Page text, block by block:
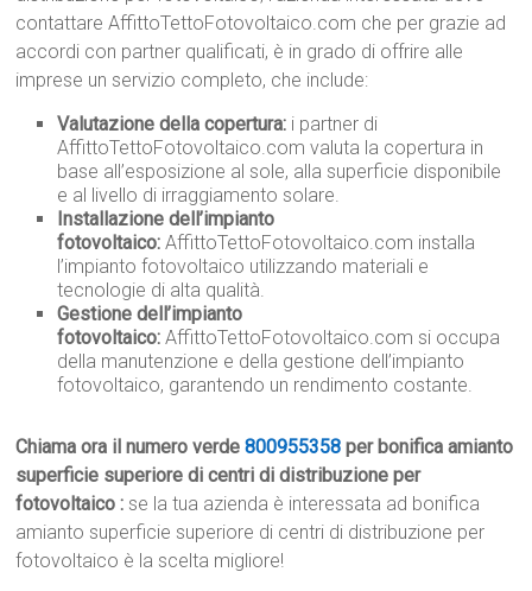
contattare AffittoTettoFotovoltaico.com che per grazie ad
accordi con partner qualificati, è in grado di offrire alle
imprese un servizio completo, che include:
Valutazione della copertura: i partner di
AffittoTettoFotovoltaico.com valuta la copertura in
base all’esposizione al sole, alla superficie disponibile
e al livello di irraggiamento solare.
Installazione dell’impianto
fotovoltaico: AffittoTettoFotovoltaico.com installa
l’impianto fotovoltaico utilizzando materiali e
tecnologie di alta qualità.
Gestione dell’impianto
fotovoltaico: AffittoTettoFotovoltaico.com si occupa
della manutenzione e della gestione dell’impianto
fotovoltaico, garantendo un rendimento costante.
Chiama ora il numero verde800955358 per bonifica amianto
superficie superiore di centri di distribuzione per
fotovoltaico : se la tua azienda è interessata ad bonifica
amianto superficie superiore di centri di distribuzione per
fotovoltaico è la scelta migliore!